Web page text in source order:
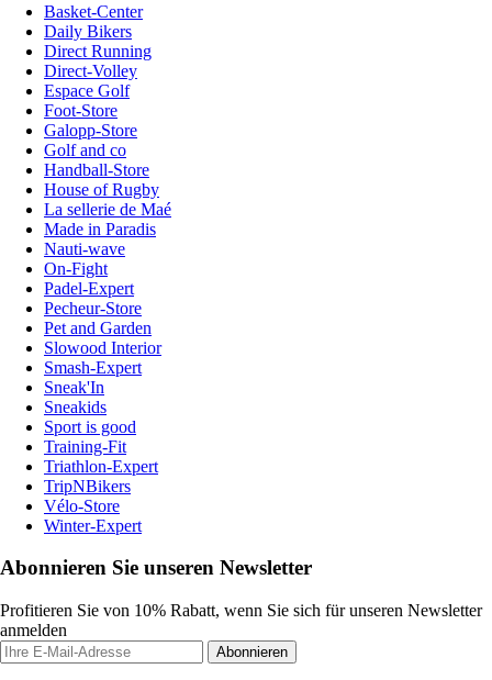
Basket-Center
Daily Bikers
Direct Running
Direct-Volley
Espace Golf
Foot-Store
Galopp-Store
Golf and co
Handball-Store
House of Rugby
La sellerie de Maé
Made in Paradis
Nauti-wave
On-Fight
Padel-Expert
Pecheur-Store
Pet and Garden
Slowood Interior
Smash-Expert
Sneak'In
Sneakids
Sport is good
Training-Fit
Triathlon-Expert
TripNBikers
Vélo-Store
Winter-Expert
Abonnieren Sie unseren Newsletter
Profitieren Sie von 10% Rabatt, wenn Sie sich für unseren Newsletter
anmelden
Abonnieren